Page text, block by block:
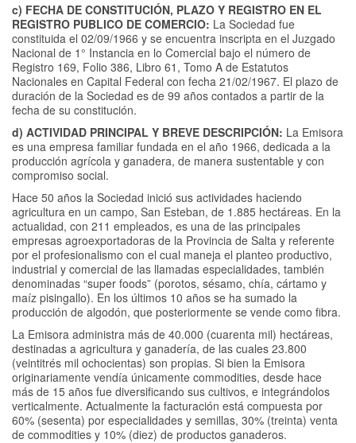
c) FECHA DE CONSTITUCIÓN, PLAZO Y REGISTRO EN EL
REGISTRO PUBLICO DE COMERCIO: La Sociedad fue
constituida el 02/09/1966 y se encuentra inscripta en el Juzgado
Nacional de 1° Instancia en lo Comercial bajo el número de
Registro 169, Folio 386, Libro 61, Tomo A de Estatutos
Nacionales en Capital Federal con fecha 21/02/1967. El plazo de
duración de la Sociedad es de 99 años contados a partir de la
fecha de su constitución.
d) ACTIVIDAD PRINCIPAL Y BREVE DESCRIPCIÓN: La Emisora
es una empresa familiar fundada en el año 1966, dedicada a la
producción agrícola y ganadera, de manera sustentable y con
compromiso social.
Hace 50 años la Sociedad inició sus actividades haciendo
agricultura en un campo, San Esteban, de 1.885 hectáreas. En la
actualidad, con 211 empleados, es una de las principales
empresas agroexportadoras de la Provincia de Salta y referente
por el profesionalismo con el cual maneja el planteo productivo,
industrial y comercial de las llamadas especialidades, también
denominadas “super foods” (porotos, sésamo, chía, cártamo y
maíz pisingallo). En los últimos 10 años se ha sumado la
producción de algodón, que posteriormente se vende como fibra.
La Emisora administra más de 40.000 (cuarenta mil) hectáreas,
destinadas a agricultura y ganadería, de las cuales 23.800
(veintitrés mil ochocientas) son propias. Si bien la Emisora
originariamente vendía únicamente commodities, desde hace
más de 15 años fue diversificando sus cultivos, e integrándolos
verticalmente. Actualmente la facturación está compuesta por
60% (sesenta) por especialidades y semillas, 30% (treinta) venta
de commodities y 10% (diez) de productos ganaderos.